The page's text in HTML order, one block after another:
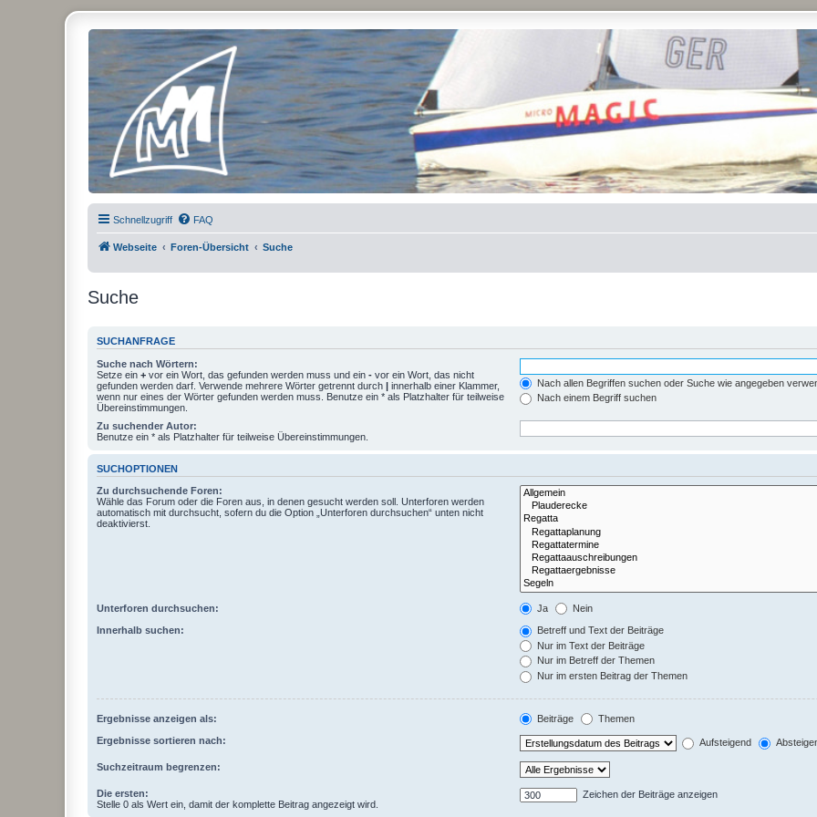
Micro Magic Forum Deutschland
Schnellzugriff FAQ
Webseite Foren-Übersicht Suche
Suche
SUCHANFRAGE
Suche nach Wörtern:
Setze ein + vor ein Wort, das gefunden werden muss und ein - vor ein Wort, das nicht
gefunden werden darf. Verwende mehrere Wörter getrennt durch | innerhalb einer Klammer,
wenn nur eines der Wörter gefunden werden muss. Benutze ein * als Platzhalter für teilweise
Übereinstimmungen.
Nach allen Begriffen suchen oder Suche wie angegeben
Nach einem Begriff suchen
Zu suchender Autor:
Benutze ein * als Platzhalter für teilweise Übereinstimmungen.
SUCHOPTIONEN
Zu durchsuchende Foren:
Wähle das Forum oder die Foren aus, in denen gesucht werden soll. Unterforen werden
automatisch mit durchsucht, sofern du die Option „Unterforen durchsuchen“ unten nicht
deaktivierst.
Unterforen durchsuchen: Ja Nein
Innerhalb suchen:
Betreff und Text der Beiträge
Nur im Text der Beiträge
Nur im Betreff der Themen
Nur im ersten Beitrag der Themen
Ergebnisse anzeigen als: Beiträge Themen
Ergebnisse sortieren nach: Aufsteigend
Suchzeitraum begrenzen:
Die ersten:
Stelle 0 als Wert ein, damit der komplette Beitrag angezeigt wird.
Zeichen der Beiträge anzeigen